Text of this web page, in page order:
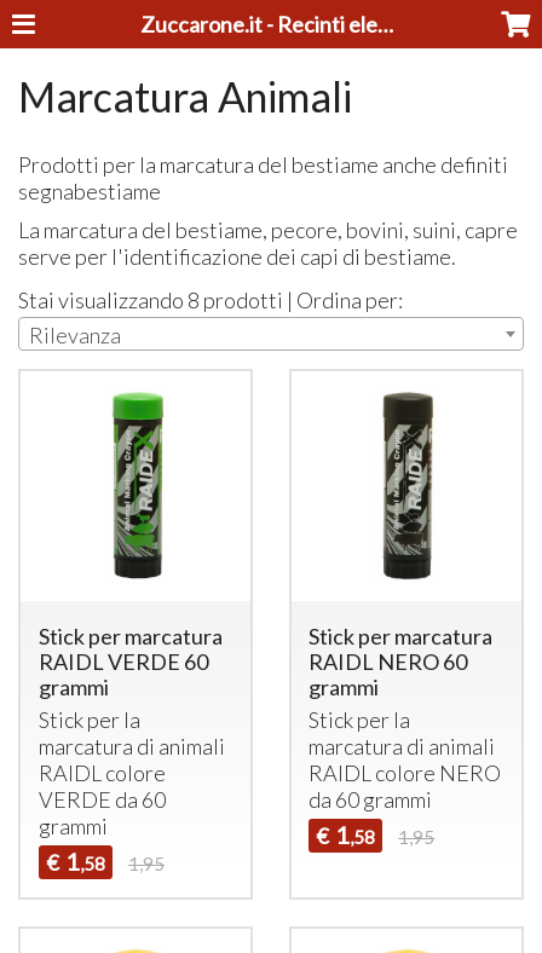
Zuccarone.it - Recinti elettrici e tosatrici
Marcatura Animali
Prodotti per la marcatura del bestiame anche definiti
segnabestiame
La marcatura del bestiame, pecore, bovini, suini, capre
serve per l'identificazione dei capi di bestiame.
Stai visualizzando 8 prodotti | Ordina per:
Rilevanza
Stick per marcatura
RAIDL VERDE 60
grammi
Stick per la
marcatura di animali
RAIDLcolore
VERDE da 60
grammi
€ 1,58 1,95
Stick per marcatura
RAIDL NERO 60
grammi
Stick per la
marcatura di animali
RAIDLcolore NERO
da 60 grammi
€ 1,58 1,95